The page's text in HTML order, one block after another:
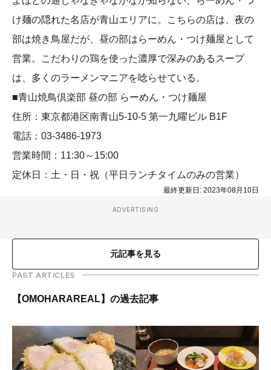
け麺の隠れた名店が青山エリアに。こちらの店は、夜の
部は焼き鳥屋だが、昼の部はらーめん・つけ麺屋として
営業。こだわりの鶏を使った濃厚で深みのあるスープ
は、多くのラーメンマニアを唸らせている。
■青山焼鳥倶楽部 昼の部 らーめん・つけ麺屋
住所：東京都港区南青山5-10-5 第一九曜ビル B1F
電話：03-3486-1973
営業時間：11:30～15:00
定休日：土・日・祝（平日ランチタイムのみの営業）
最終更新日: 2023年08月10日
ADVERTISING
元記事を見る
PAST ARTICLES
【OMOHARAREAL】の過去記事